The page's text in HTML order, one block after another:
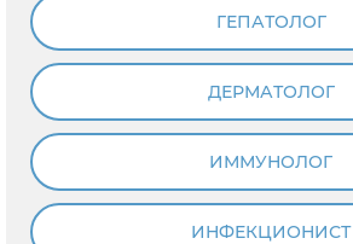
ГЕПАТОЛОГ
ДЕРМАТОЛОГ
ИММУНОЛОГ
ИНФЕКЦИОНИСТ